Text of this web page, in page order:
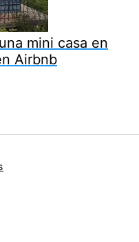
mini casa en
Airbnb